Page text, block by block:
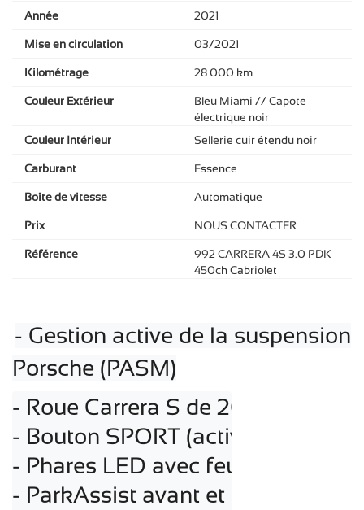
Année
2021
Mise en circulation 03/2021
Kilométrage 28 000 km
Couleur Extérieur
Bleu Miami // Capote
électrique noir
Couleur Intérieur
Sellerie cuir étendu noir
Carburant Essence
Boîte de vitesse Automatique
Prix NOUS CONTACTER
Référence
992 CARRERA 4S 3.0 PDK
450ch Cabriolet
- Gestion active de la suspension
Porsche (PASM)
- Roue Carrera S de 20 pouces
- Bouton SPORT (activation des
- Phares LED avec feux de jour
- ParkAssist avant et arrière avec